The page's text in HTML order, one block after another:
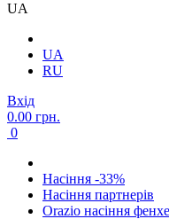
UA
UA
RU
Вхід
0.00 грн.
0
Насіння -33%
Насіння партнерів
Orazio насіння